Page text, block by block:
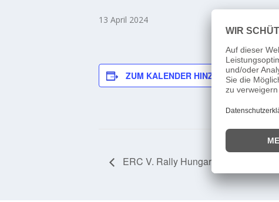
13 April 2024
ZUM KALENDER HINZUFÜGEN
ERC V. Rally Hungary 2024